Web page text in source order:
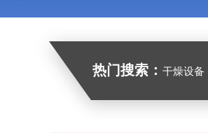
热门搜索： 干燥设备